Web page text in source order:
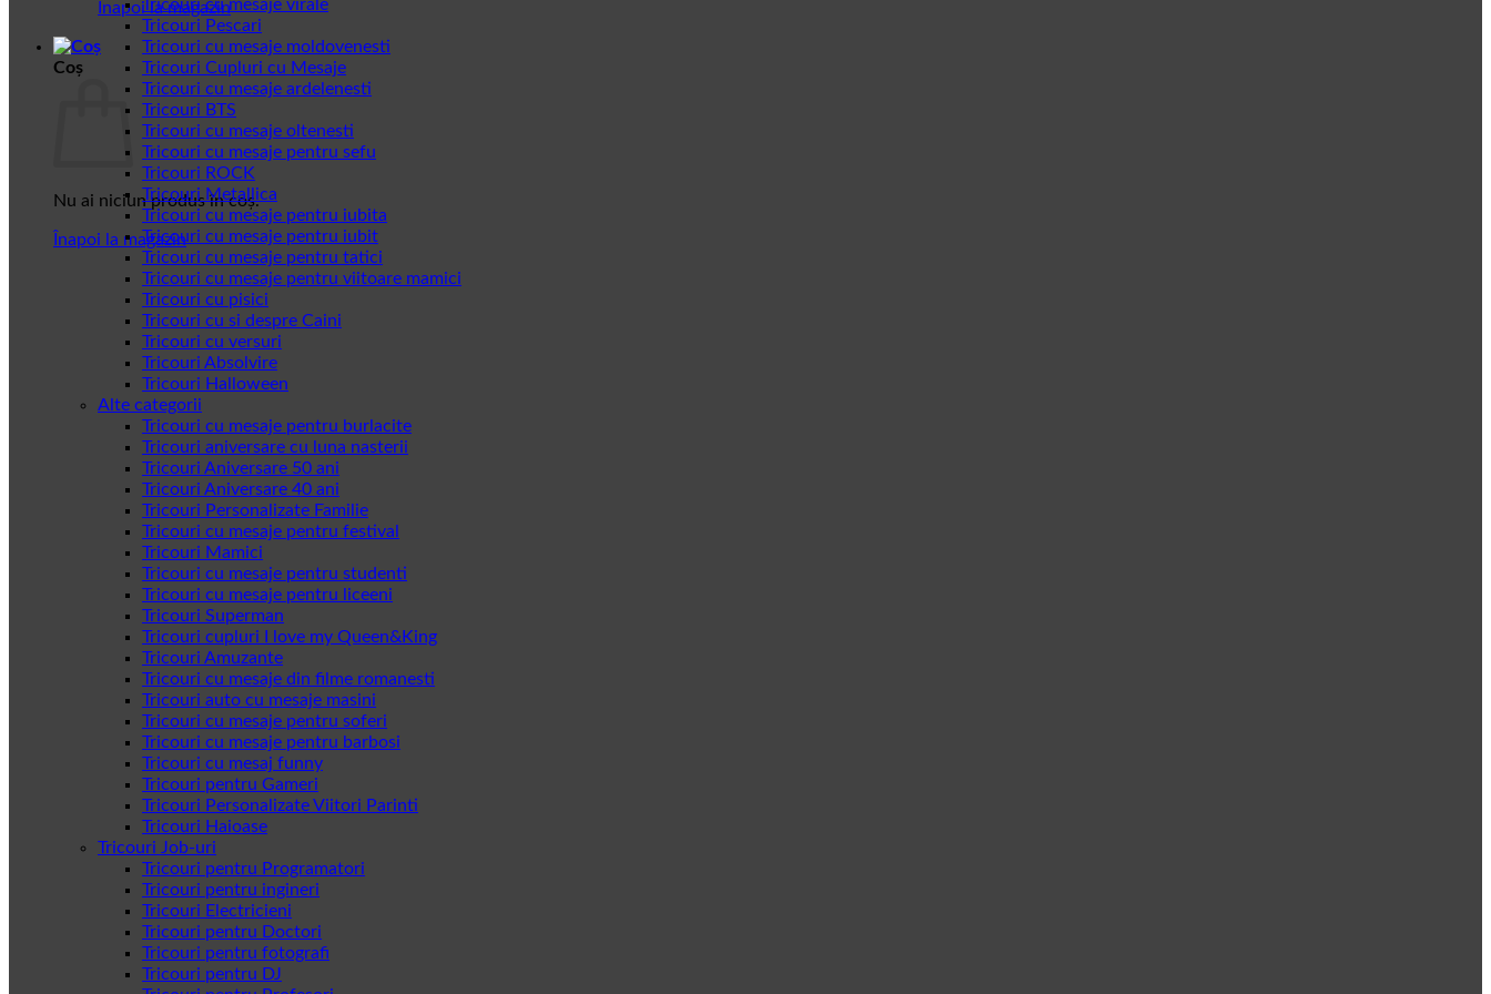
Înapoi la magazin
Coș
Nu ai niciun produs în coș.
Înapoi la magazin
Tricouri cu mesaje virale
Tricouri Pescari
Tricouri cu mesaje moldovenesti
Tricouri Cupluri cu Mesaje
Tricouri cu mesaje ardelenesti
Tricouri BTS
Tricouri cu mesaje oltenesti
Tricouri cu mesaje pentru sefu
Tricouri ROCK
Tricouri Metallica
Tricouri cu mesaje pentru iubita
Tricouri cu mesaje pentru iubit
Tricouri cu mesaje pentru tatici
Tricouri cu mesaje pentru viitoare mamici
Tricouri cu pisici
Tricouri cu si despre Caini
Tricouri cu versuri
Tricouri Absolvire
Tricouri Halloween
Alte categorii
Tricouri cu mesaje pentru burlacite
Tricouri aniversare cu luna nasterii
Tricouri Aniversare 50 ani
Tricouri Aniversare 40 ani
Tricouri Personalizate Familie
Tricouri cu mesaje pentru festival
Tricouri Mamici
Tricouri cu mesaje pentru studenti
Tricouri cu mesaje pentru liceeni
Tricouri Superman
Tricouri cupluri I love my Queen&King
Tricouri Amuzante
Tricouri cu mesaje din filme romanesti
Tricouri auto cu mesaje masini
Tricouri cu mesaje pentru soferi
Tricouri cu mesaje pentru barbosi
Tricouri cu mesaj funny
Tricouri pentru Gameri
Tricouri Personalizate Viitori Parinti
Tricouri Haioase
Tricouri Job-uri
Tricouri pentru Programatori
Tricouri pentru ingineri
Tricouri Electricieni
Tricouri pentru Doctori
Tricouri pentru fotografi
Tricouri pentru DJ